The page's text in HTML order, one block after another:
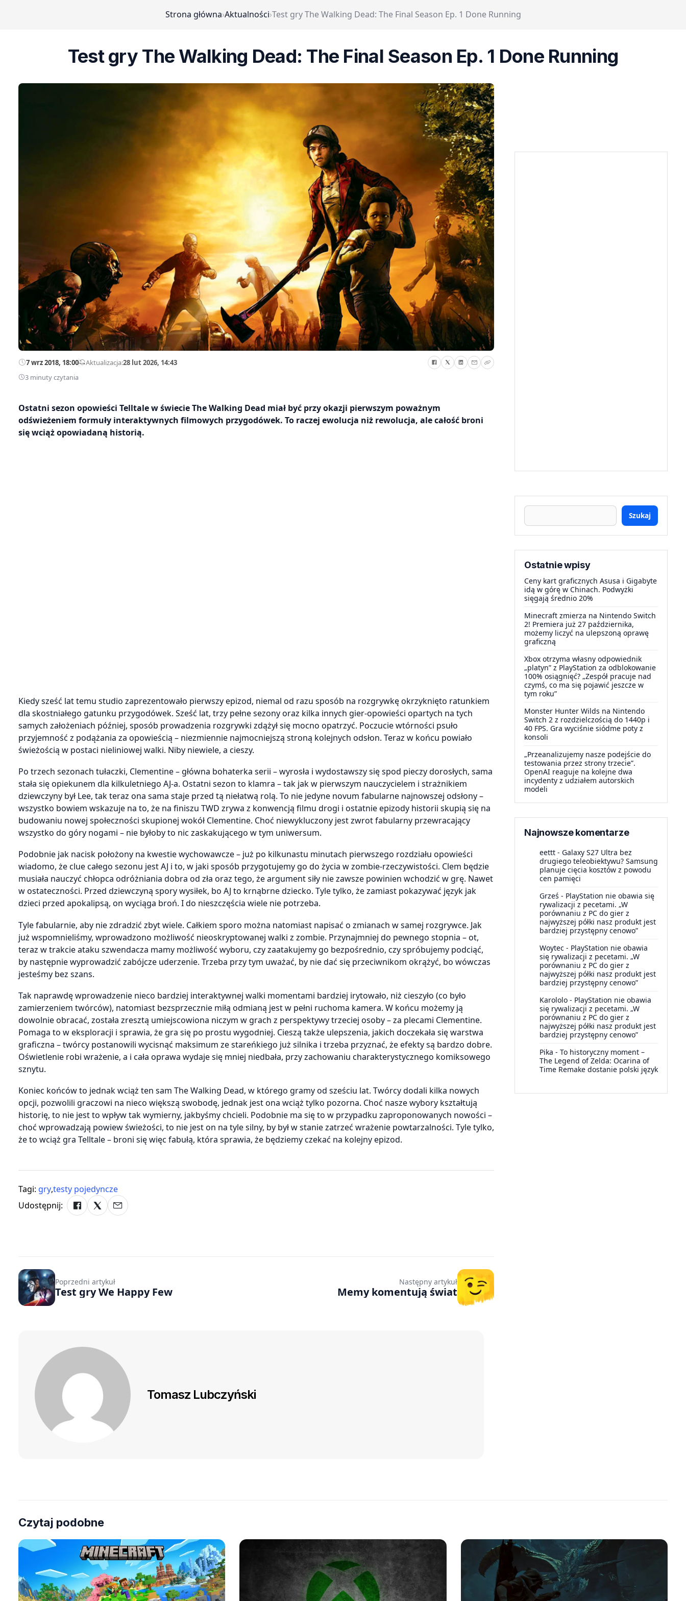
Strona główna›Aktualności›Test gry The Walking Dead: The Final Season Ep. 1 Done Running
Test gry The Walking Dead: The Final Season Ep. 1 Done Running
7 wrz 2018, 18:00—Aktualizacja:28 lut 2026, 14:43
3 minuty czytania
Ostatni sezon opowieści Telltale w świecie The Walking Dead miał być przy okazji pierwszym poważnym
odświeżeniem formuły interaktywnych filmowych przygodówek. To raczej ewolucja niż rewolucja, ale całość broni
się wciąż opowiadaną historią.
Kiedy sześć lat temu studio zaprezentowało pierwszy epizod, niemal od razu sposób na rozgrywkę okrzyknięto ratunkiem
dla skostniałego gatunku przygodówek. Sześć lat, trzy pełne sezony oraz kilka innych gier-opowieści opartych na tych
samych założeniach później, sposób prowadzenia rozgrywki zdążył się mocno opatrzyć. Poczucie wtórności psuło
przyjemność z podążania za opowieścią – niezmiennie najmocniejszą stroną kolejnych odsłon. Teraz w końcu powiało
świeżością w postaci nieliniowej walki. Niby niewiele, a cieszy.
Po trzech sezonach tułaczki, Clementine – główna bohaterka serii – wyrosła i wydostawszy się spod pieczy dorosłych, sama
stała się opiekunem dla kilkuletniego AJ-a. Ostatni sezon to klamra – tak jak w pierwszym nauczycielem i strażnikiem
dziewczyny był Lee, tak teraz ona sama staje przed tą niełatwą rolą. To nie jedyne novum fabularne najnowszej odsłony –
wszystko bowiem wskazuje na to, że na finiszu TWD zrywa z konwencją filmu drogi i ostatnie epizody historii skupią się na
budowaniu nowej społeczności skupionej wokół Clementine. Choć niewykluczony jest zwrot fabularny przewracający
wszystko do góry nogami – nie byłoby to nic zaskakującego w tym uniwersum.
Podobnie jak nacisk położony na kwestie wychowawcze – już po kilkunastu minutach pierwszego rozdziału opowieści
wiadomo, że clue całego sezonu jest AJ i to, w jaki sposób przygotujemy go do życia w zombie-rzeczywistości. Clem będzie
musiała nauczyć chłopca odróżniania dobra od zła oraz tego, że argument siły nie zawsze powinien wchodzić w grę. Nawet
w ostateczności. Przed dziewczyną spory wysiłek, bo AJ to krnąbrne dziecko. Tyle tylko, że zamiast pokazywać język jak
dzieci przed apokalipsą, on wyciąga broń. I do nieszczęścia wiele nie potrzeba.
Tyle fabularnie, aby nie zdradzić zbyt wiele. Całkiem sporo można natomiast napisać o zmianach w samej rozgrywce. Jak
już wspomnieliśmy, wprowadzono możliwość nieoskryptowanej walki z zombie. Przynajmniej do pewnego stopnia – ot,
teraz w trakcie ataku szwendacza mamy możliwość wyboru, czy zaatakujemy go bezpośrednio, czy spróbujemy podciąć,
by następnie wyprowadzić zabójcze uderzenie. Trzeba przy tym uważać, by nie dać się przeciwnikom okrążyć, bo wówczas
jesteśmy bez szans.
Tak naprawdę wprowadzenie nieco bardziej interaktywnej walki momentami bardziej irytowało, niż cieszyło (co było
zamierzeniem twórców), natomiast bezsprzecznie miłą odmianą jest w pełni ruchoma kamera. W końcu możemy ją
dowolnie obracać, została zresztą umiejscowiona niczym w grach z perspektywy trzeciej osoby – za plecami Clementine.
Pomaga to w eksploracji i sprawia, że gra się po prostu wygodniej. Cieszą także ulepszenia, jakich doczekała się warstwa
graficzna – twórcy postanowili wycisnąć maksimum ze stareńkiego już silnika i trzeba przyznać, że efekty są bardzo dobre.
Oświetlenie robi wrażenie, a i cała oprawa wydaje się mniej niedbała, przy zachowaniu charakterystycznego komiksowego
sznytu.
Koniec końców to jednak wciąż ten sam The Walking Dead, w którego gramy od sześciu lat. Twórcy dodali kilka nowych
opcji, pozwolili graczowi na nieco większą swobodę, jednak jest ona wciąż tylko pozorna. Choć nasze wybory kształtują
historię, to nie jest to wpływ tak wymierny, jakbyśmy chcieli. Podobnie ma się to w przypadku zaproponowanych nowości –
choć wprowadzają powiew świeżości, to nie jest on na tyle silny, by był w stanie zatrzeć wrażenie powtarzalności. Tyle tylko,
że to wciąż gra Telltale – broni się więc fabułą, która sprawia, że będziemy czekać na kolejny epizod.
Tagi: gry,testy pojedyncze
Udostępnij:
Szukaj
Ostatnie wpisy
Ceny kart graficznych Asusa i Gigabyte
idą w górę w Chinach. Podwyżki
sięgają średnio 20%
Minecraft zmierza na Nintendo Switch
2! Premiera już 27 października,
możemy liczyć na ulepszoną oprawę
graficzną
Xbox otrzyma własny odpowiednik
„platyn” z PlayStation za odblokowanie
100% osiągnięć? „Zespół pracuje nad
czymś, co ma się pojawić jeszcze w
tym roku”
Monster Hunter Wilds na Nintendo
Switch 2 z rozdzielczością do 1440p i
40 FPS. Gra wyciśnie siódme poty z
konsoli
„Przeanalizujemy nasze podejście do
testowania przez strony trzecie”.
OpenAI reaguje na kolejne dwa
incydenty z udziałem autorskich
modeli
Najnowsze komentarze
eettt - Galaxy S27 Ultra bez
drugiego teleobiektywu? Samsung
planuje cięcia kosztów z powodu
cen pamięci
Grześ - PlayStation nie obawia się
rywalizacji z pecetami. „W
porównaniu z PC do gier z
najwyższej półki nasz produkt jest
bardziej przystępny cenowo”
Woytec - PlayStation nie obawia
się rywalizacji z pecetami. „W
porównaniu z PC do gier z
najwyższej półki nasz produkt jest
bardziej przystępny cenowo”
Karololo - PlayStation nie obawia
się rywalizacji z pecetami. „W
porównaniu z PC do gier z
najwyższej półki nasz produkt jest
bardziej przystępny cenowo”
Pika - To historyczny moment –
The Legend of Zelda: Ocarina of
Time Remake dostanie polski język
Poprzedni artykuł
Test gry We Happy Few
Następny artykuł
Memy komentują świat
Tomasz Lubczyński
Czytaj podobne